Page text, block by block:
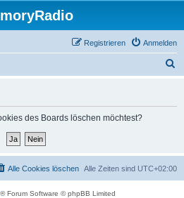
Anmelden
Registrieren
des Boards löschen möchtest?
Alle Zeiten sind UTC+02:00
Alle Cookies löschen
® Forum Software © phpBB Limited